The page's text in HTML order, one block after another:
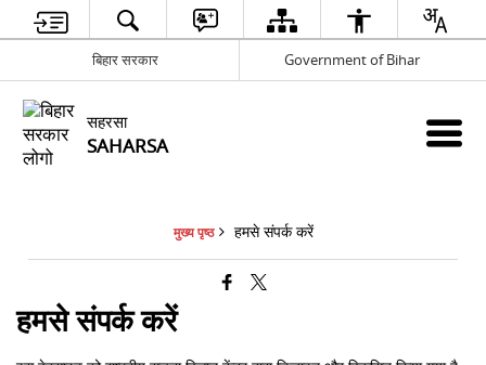
बिहार सरकार Government of Bihar
सहरसा
SAHARSA
मुख्य पृष्ठ हमसे संपर्क करें
हमसे संपर्क करें